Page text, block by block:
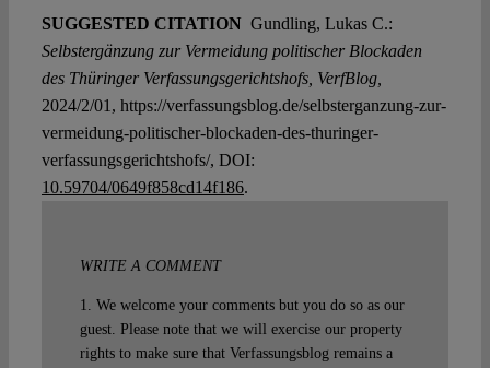
SUGGESTED CITATION Gundling, Lukas C.:
Selbstergänzung zur Vermeidung politischer Blockaden
des Thüringer Verfassungsgerichtshofs, VerfBlog,
2024/2/01, https://verfassungsblog.de/selbsterganzung-zur-
vermeidung-politischer-blockaden-des-thuringer-
verfassungsgerichtshofs/, DOI:
10.59704/0649f858cd14f186.
WRITE A COMMENT
1. We welcome your comments but you do so as our
guest. Please note that we will exercise our property
rights to make sure that Verfassungsblog remains a